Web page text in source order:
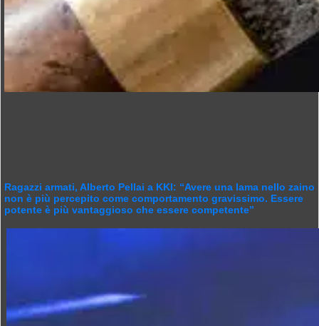
Ragazzi armati, Alberto Pellai a KKI: “Avere una lama nello zaino
non è più percepito come comportamento gravissimo. Essere
potente è più vantaggioso che essere competente”